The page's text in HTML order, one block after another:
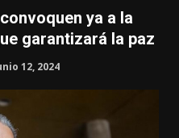
ya a la
garantizará la paz
12, 2024